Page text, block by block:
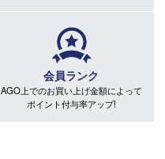
会員ランク
AGO上でのお買い上げ金額によって
ポイント付与率アップ!